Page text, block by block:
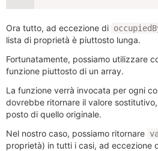
Ora tutto, ad eccezione di
lista di proprietà è piuttosto lunga.
Fortunatamente, possiamo utilizzare
funzione piuttosto di un array.
La funzione verrà invocata per ogni
dovrebbe ritornare il valore
posto di quello originale.
Nel nostro caso, possiamo ritornare
proprietà) in tutti i casi, ad eccezione